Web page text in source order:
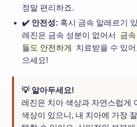
정말 편리하죠.
✔️ 안전성: 혹시 금속 알레르기
레진은 금속 성분이 없어서
금
들도 안전하게
치료받을 수 있
으세요!
💡 알아두세요!
레진은 치아 색상과 자연스럽게
색상이 있으니, 내 치아에 가장